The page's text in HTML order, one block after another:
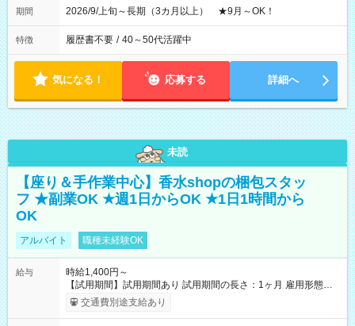
期間 2026/9/上旬～長期（3カ月以上） ★9月～OK！
特徴 履歴書不要 / 40～50代活躍中
気になる！ 応募する 詳細へ
未読
【座り＆手作業中心】香水shopの梱包スタッ
フ ★副業OK ★週1日からOK ★1日1時間から
OK
アルバイト 職種未経験OK
給与
時給1,400円～
【試用期間】試用期間あり 試用期間の長さ：1ヶ月 雇用形態、
給与は本採用時と同じです。
交通費別途支給あり